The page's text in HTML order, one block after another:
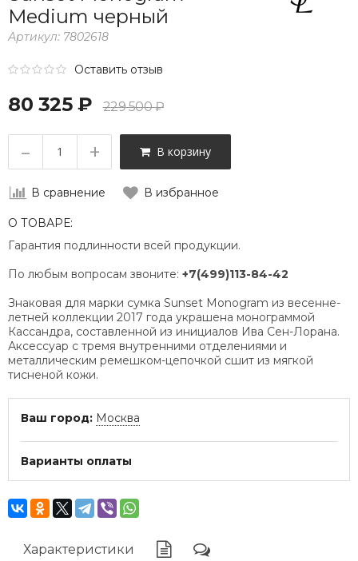
Medium черный
Артикул: 7802618
Оставить отзыв
80 325 ₽ 229 500 ₽
– + В корзину
В сравнение В избранное
О ТОВАРЕ:
Гарантия подлинности всей продукции.
По любым вопросам звоните: +7(499)113-84-42
Знаковая для марки сумка Sunset Monogram из весенне-
летней коллекции 2017 года украшена монограммой
Кассандра, составленной из инициалов Ива Сен-Лорана.
Аксессуар с тремя внутренними отделениями и
металлическим ремешком-цепочкой сшит из мягкой
тисненой кожи.
Ваш город: Москва
Варианты оплаты
Характеристики